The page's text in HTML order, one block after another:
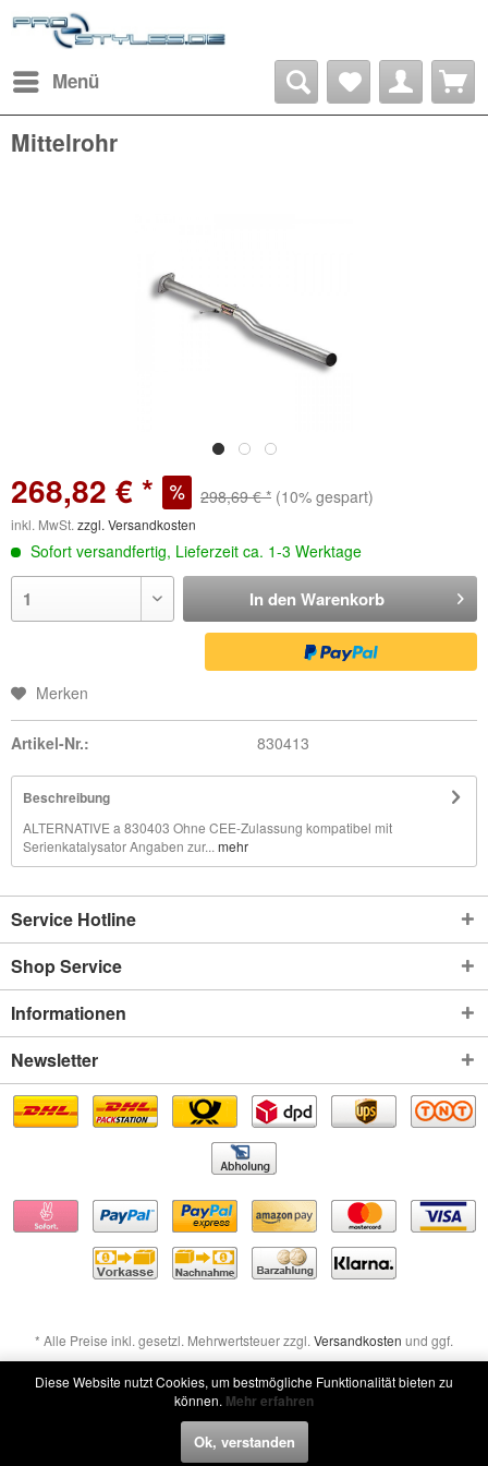
Menü
Mittelrohr
268,82 € * 298,69 € * (10% gespart)
inkl. MwSt. zzgl. Versandkosten
Sofort versandfertig, Lieferzeit ca. 1-3 Werktage
In den Warenkorb
Merken
Artikel-Nr.: 830413
Beschreibung
ALTERNATIVE a 830403 Ohne CEE-Zulassung kompatibel mit
Serienkatalysator Angaben zur... mehr
Service Hotline
Shop Service
Informationen
Newsletter
* Alle Preise inkl. gesetzl. Mehrwertsteuer zzgl. Versandkosten und ggf.
Nachnahmegebühren, wenn nicht anders beschrieben
Widerruf erklären
Diese Website nutzt Cookies, um bestmögliche Funktionalität bieten zu
können. Mehr erfahren
Ok, verstanden